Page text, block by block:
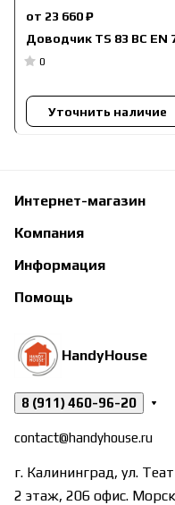
от 23 660 ₽
Доводчик TS 83 BC EN
0
Уточнить наличие
Интернет-магазин
Компания
Информация
Помощь
HandyHouse
8 (911) 460-96-20
contact@handyhouse.ru
г. Калининград, ул.
2 этаж, 206 офис.